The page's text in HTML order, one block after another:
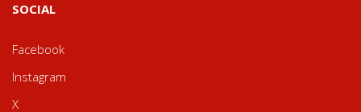
SOCIAL
Facebook
Instagram
X